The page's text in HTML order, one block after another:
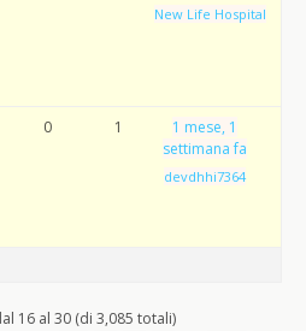
New Life Hospital
0 1
1 mese, 1
settimana fa
devdhhi7364
16 al 30 (di 3,085 totali)